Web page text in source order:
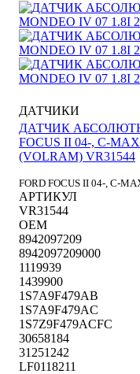
ДАТЧИКИ
ДАТЧИК
FOCUS II 04-, C-
(VOLRAM) VR31544
FORD FOCUS II 04-, C-
АРТИКУЛ
VR31544
OEM
8942097209
8942097209000
1119939
1439900
1S7A9F479AB
1S7A9F479AC
1S7Z9F479ACFC
30658184
31251242
LF0118211